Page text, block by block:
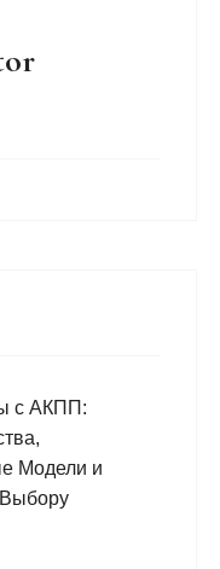
с АКПП:
Модели и